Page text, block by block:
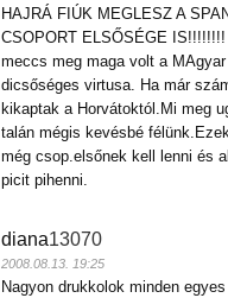
HAJRÁ FIÚK MEGLESZ A
CSOPORT ELSŐSÉGE
meccs meg maga volt a
dicsőséges virtusa. Ha már
kikaptak a Horvátoktól.Mi meg
talán mégis kevésbé
még csop.elsőnek kell lenni és
picit pihenni.
diana13070
2008.08.13. 19:25
Nagyon drukkolok minden